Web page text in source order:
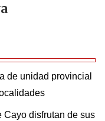
de unidad provincial
disfrutan de sus